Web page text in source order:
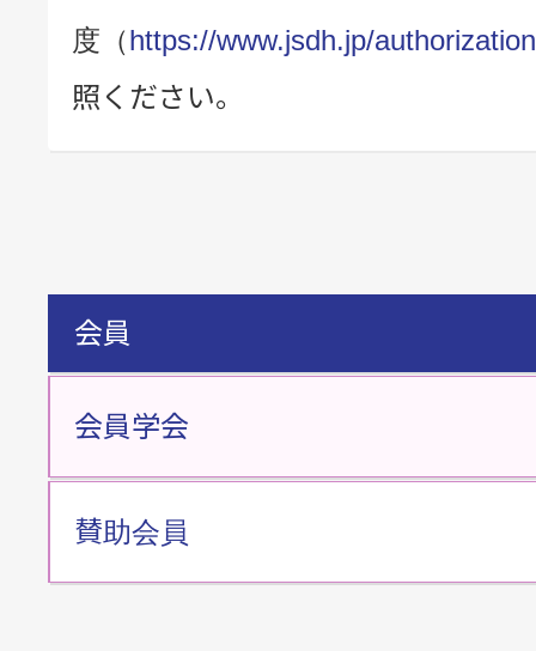
度（https://www.jsdh.jp/
照ください。
会員
会員学会
賛助会員